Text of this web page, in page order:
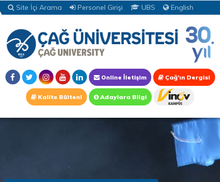
Site İçi Arama Personel Girişi UBS English
Online İletişim Çağ'ın Dergisi
Kalite Bülteni Adaylara Bilgi